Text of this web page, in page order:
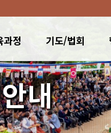
과정 기도/법회
내